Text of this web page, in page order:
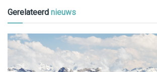
Gerelateerd nieuws